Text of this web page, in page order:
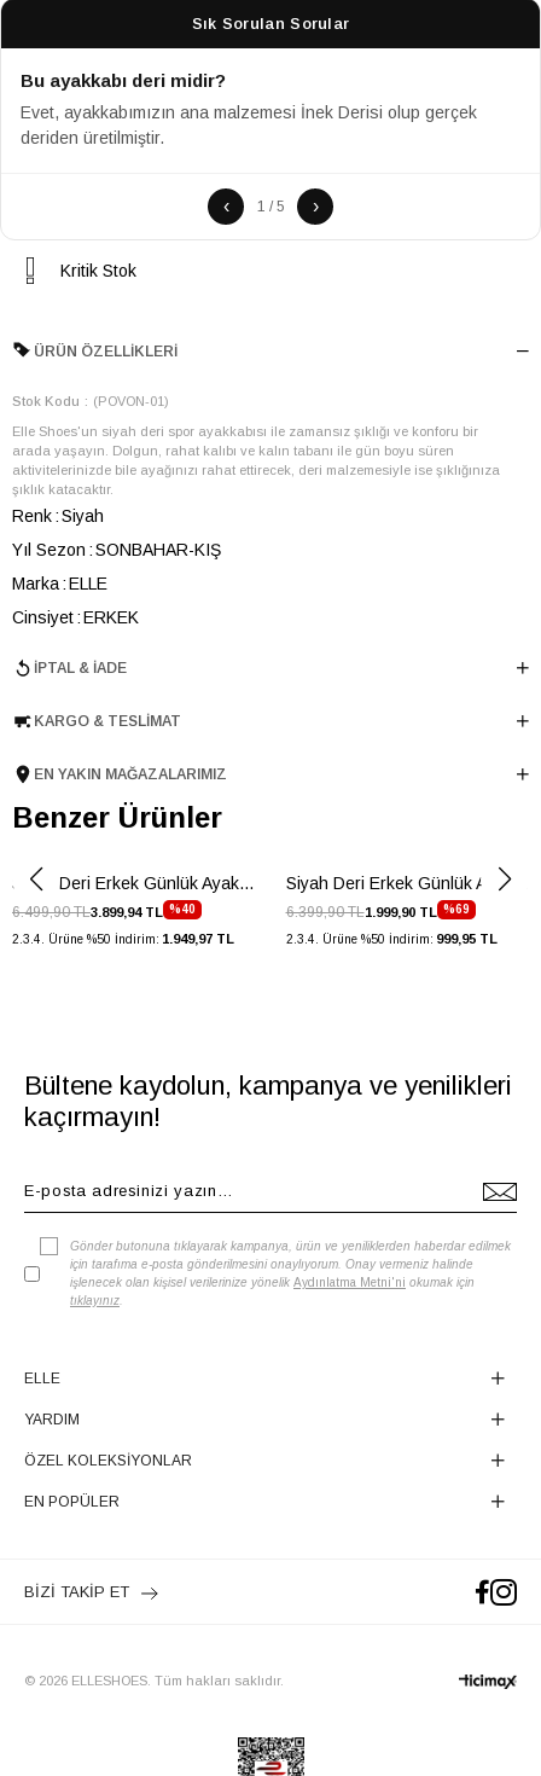
Sık Sorulan Sorular
Bu ayakkabı deri midir?
Evet, ayakkabımızın ana malzemesi İnek Derisi olup gerçek
deriden üretilmiştir.
‹ 1 / 5 ›
Kritik Stok
ÜRÜN ÖZELLIKLERI
Stok Kodu (POVON-01)
Elle Shoes'un siyah deri spor ayakkabısı ile zamansız şıklığı ve konforu bir
arada yaşayın. Dolgun, rahat kalıbı ve kalın tabanı ile gün boyu süren
aktivitelerinizde bile ayağınızı rahat ettirecek, deri malzemesiyle ise şıklığınıza
şıklık katacaktır.
Renk Siyah
Yıl Sezon SONBAHAR-KIŞ
Marka ELLE
Cinsiyet ERKEK
Topuk Boyu 3.5 cm
Ürün Cinsi
Taban Yüksekliği
3.5 cm
Ürün Grubu AYAKKABI
İPTAL & İADE
KARGO & TESLIMAT
EN YAKIN MAĞAZALARIMIZ
Benzer Ürünler
Siyah Deri Erkek Günlük Ayakkbı
%40
3.899,94 TL
6.499,90 TL
2.3.4. Ürüne %50 İndirim: 1.949,97 TL
%69
1.999,90 TL
6.399,90 TL
2.3.4. Ürüne %50 İndirim: 999,95 TL
Bültene kaydolun, kampanya ve yenilikleri
kaçırmayın!
Gönder butonuna tıklayarak kampanya, ürün ve yeniliklerden haberdar edilmek
için tarafıma e-posta gönderilmesini onaylıyorum. Onay vermeniz halinde
işlenecek olan kişisel verilerinize yönelik Aydınlatma Metni'ni okumak için
tıklayınız
ELLE
YARDIM
ÖZEL KOLEKSİYONLAR
EN POPÜLER
BİZİ TAKİP ET
© 2026 ELLESHOES. Tüm hakları saklıdır.